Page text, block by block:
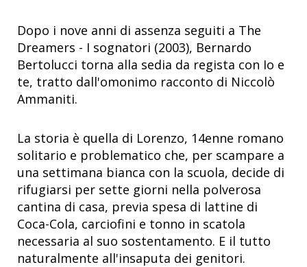
Dopo i nove anni di assenza seguiti a The
Dreamers - I sognatori (2003), Bernardo
Bertolucci torna alla sedia da regista con Io e
te, tratto dall'omonimo racconto di Niccolò
Ammaniti.
La storia è quella di Lorenzo, 14enne romano
solitario e problematico che, per scampare a
una settimana bianca con la scuola, decide di
rifugiarsi per sette giorni nella polverosa
cantina di casa, previa spesa di lattine di
Coca-Cola, carciofini e tonno in scatola
necessaria al suo sostentamento. E il tutto
naturalmente all'insaputa dei genitori.